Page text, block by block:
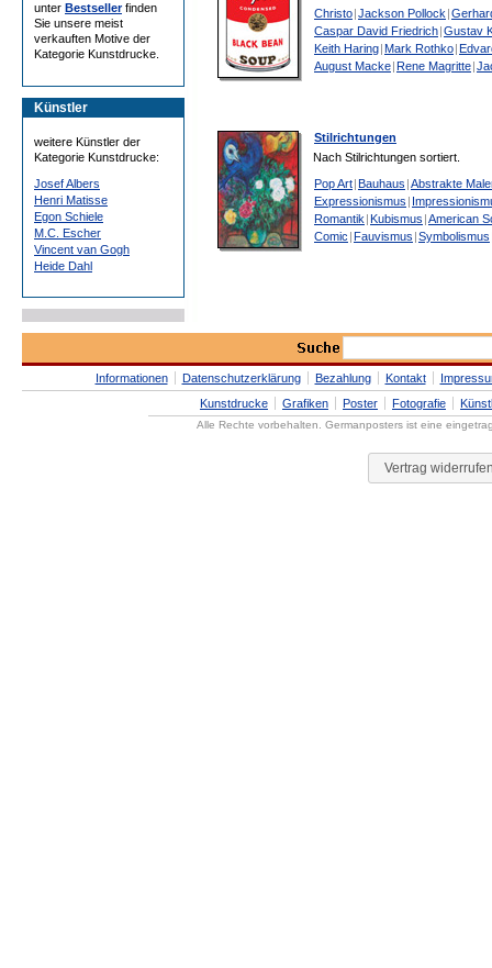
unter Bestsellerfinden
Sie unsere meist
verkauften Motive der
Kategorie Kunstdrucke.
Künstler
weitere Künstler der
Kategorie Kunstdrucke:
Josef Albers
Henri Matisse
Egon Schiele
M.C. Escher
Vincent van Gogh
Heide Dahl
Christo|Jackson Pollock |
Caspar David Friedrich|Gustav
Keith Haring|Mark Rothko|
August Macke|Rene Magritte|
Stilrichtungen
Nach Stilrichtungen sortiert.
Pop Art|Bauhaus |Abstrakte
Expressionismus |
Romantik |Kubismus |American
Comic |Fauvismus |Symbolismus
Informationen Datenschutzerklärung Bezahlung Kontakt
Kunstdrucke
Grafiken Poster Fotografie
Alle Rechte vorbehalten. Germanposters ist eine
Vertrag